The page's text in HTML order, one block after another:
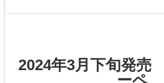
2024年3月下旬発